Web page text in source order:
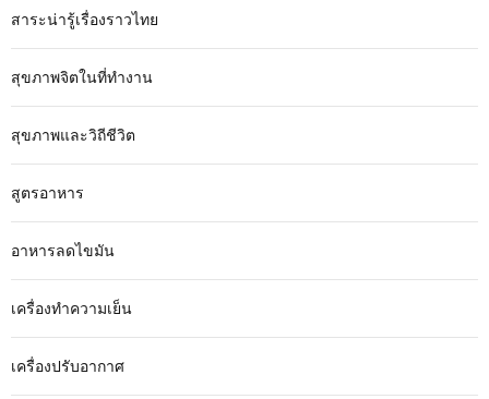
สาระน่ารู้เรื่องราวไทย
สุขภาพจิตในที่ทำงาน
สุขภาพและวิถีชีวิต
สูตรอาหาร
อาหารลดไขมัน
เครื่องทำความเย็น
เครื่องปรับอากาศ